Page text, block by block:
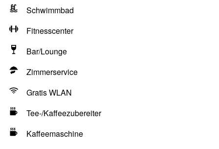
Schwimmbad
Fitnesscenter
Bar/Lounge
Zimmerservice
Gratis WLAN
Tee-/Kaffeezubereiter
Kaffeemaschine